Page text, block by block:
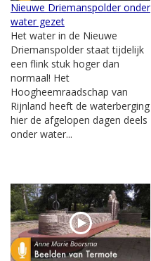
Nieuwe Driemanspolder onder
water gezet
Het water in de Nieuwe
Driemanspolder staat tijdelijk
een flink stuk hoger dan
normaal! Het
Hoogheemraadschap van
Rijnland heeft de waterberging
hier de afgelopen dagen deels
onder water...